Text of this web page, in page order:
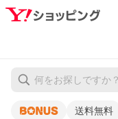
送料無料